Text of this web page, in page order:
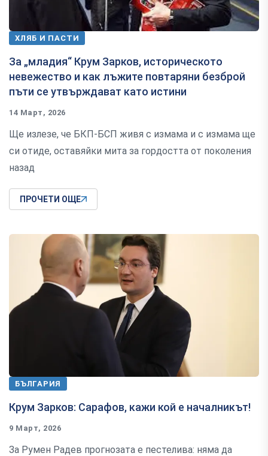
ХЛЯБ И ПАСТИ
За „младия“ Крум Зарков, историческото
невежество и как лъжите повтаряни безброй
пъти се утвърждават като истини
14 Март, 2026
Ще излезе, че БКП-БСП живя с измама и с измама ще
си отиде, оставяйки мита за гордостта от поколения
назад
ПРОЧЕТИ ОЩЕ
БЪЛГАРИЯ
Крум Зарков: Сарафов, кажи кой е началникът!
9 Март, 2026
За Румен Радев прогнозата е пестелива: няма да